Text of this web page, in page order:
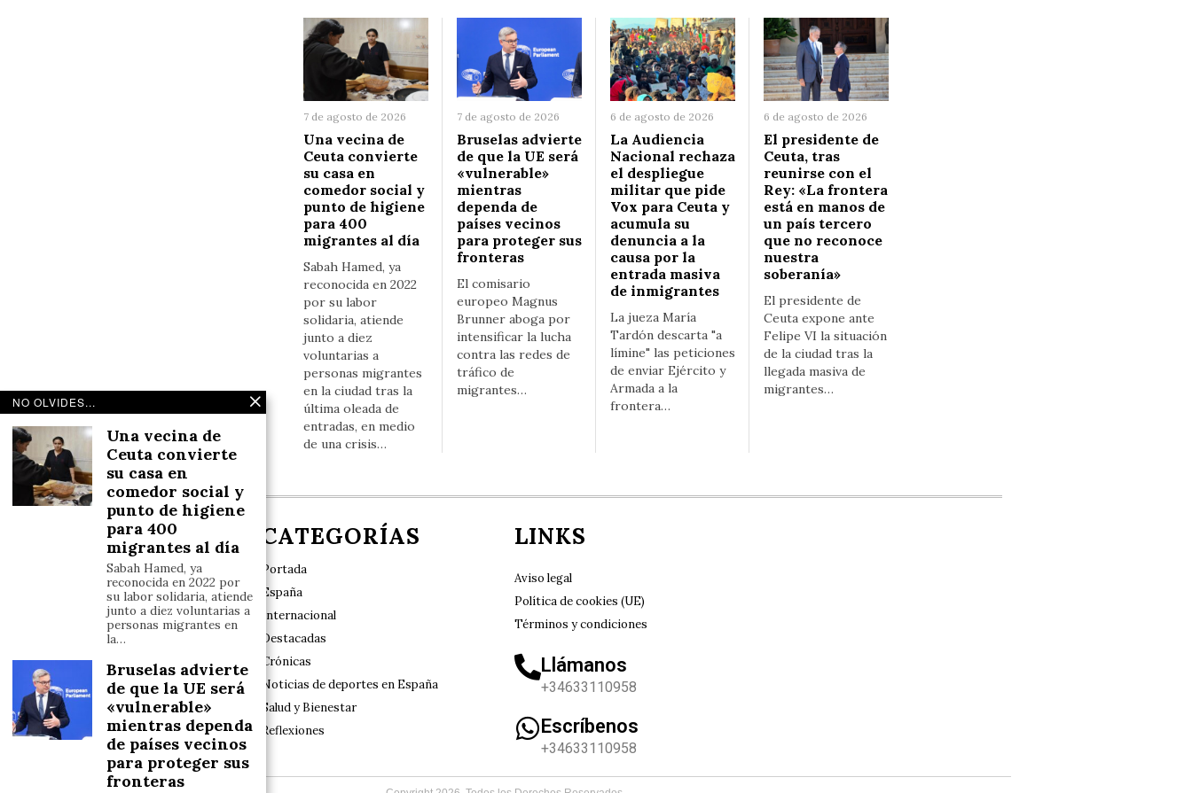
7 de agosto de 2026
Una vecina de
Ceuta convierte
su casa en
comedor social y
punto de higiene
para 400
migrantes al día
Sabah Hamed, ya
reconocida en 2022
por su labor
solidaria, atiende
junto a diez
voluntarias a
personas migrantes
en la ciudad tras la
última oleada de
entradas, en medio
de una crisis…
7 de agosto de 2026
Bruselas advierte
de que la UE será
«vulnerable»
mientras
dependa de
países vecinos
para proteger sus
fronteras
El comisario
europeo Magnus
Brunner aboga por
intensificar la lucha
contra las redes de
tráfico de
migrantes…
6 de agosto de 2026
La Audiencia
Nacional rechaza
el despliegue
militar que pide
Vox para Ceuta y
acumula su
denuncia a la
causa por la
entrada masiva
de inmigrantes
La jueza María
Tardón descarta "a
límine" las peticiones
de enviar Ejército y
Armada a la
frontera…
6 de agosto de 2026
El presidente de
Ceuta, tras
reunirse con el
Rey: «La frontera
está en manos de
un país tercero
que no reconoce
nuestra
soberanía»
El presidente de
Ceuta expone ante
Felipe VI la situación
de la ciudad tras la
llegada masiva de
migrantes…
NOSOTROS
Nuestro sello de identidad es el rigor y las
diversidad y a los valores tradicionales en el
marco del Estado de Derecho constitucional
CATEGORÍAS
Portada
España
Internacional
Destacadas
Crónicas
Noticias de deportes en España
Salud y Bienestar
Reflexiones
LINKS
Aviso legal
Política de cookies (UE)
Términos y condiciones
Llámanos
+34633110958
Escríbenos
+34633110958
NO OLVIDES...
Una vecina de
Ceuta convierte
su casa en
comedor social y
punto de higiene
para 400
migrantes al día
Sabah Hamed, ya
reconocida en 2022 por
su labor solidaria, atiende
junto a diez voluntarias a
personas migrantes en
la…
Bruselas advierte
de que la UE será
«vulnerable»
mientras dependa
de países vecinos
para proteger sus
fronteras